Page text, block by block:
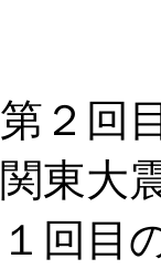
第２回
関東大
１回目